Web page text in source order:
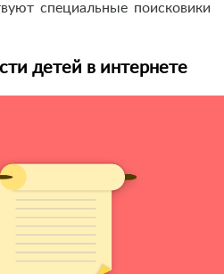
специальные поисковики
детей в интернете